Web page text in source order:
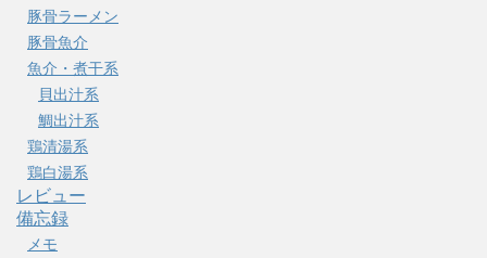
豚骨ラーメン
豚骨魚介
魚介・煮干系
貝出汁系
鯛出汁系
鶏清湯系
鶏白湯系
レビュー
備忘録
メモ